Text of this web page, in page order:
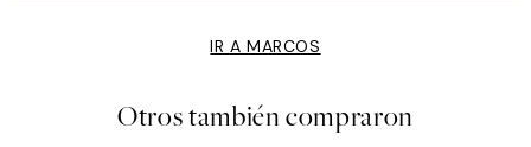
IR A MARCOS
Otros también compraron